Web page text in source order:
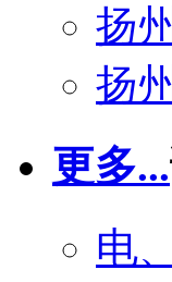
扬
扬
更多...
电